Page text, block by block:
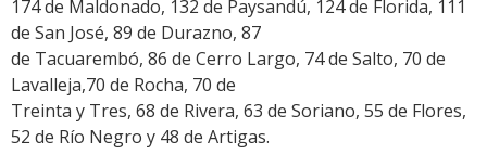
174 de Maldonado, 132 de Paysandú, 124 de Florida, 111
de San José, 89 de Durazno, 87
de Tacuarembó, 86 de Cerro Largo, 74 de Salto, 70 de
Lavalleja,70 de Rocha, 70 de
Treinta y Tres, 68 de Rivera, 63 de Soriano, 55 de Flores,
52 de Río Negro y 48 de Artigas.